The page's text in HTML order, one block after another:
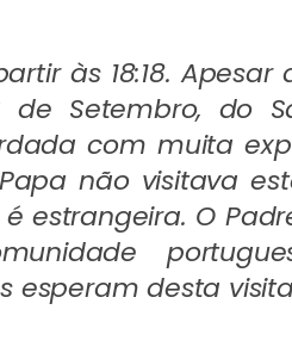
às 18:18. Apesar
Setembro, do
com muita
não visitava
O
esperam desta